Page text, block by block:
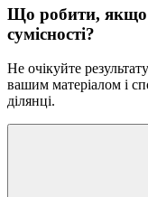
Що робити, якщо
сумісності?
Не очікуйте
вашим матеріалом і
ділянці.